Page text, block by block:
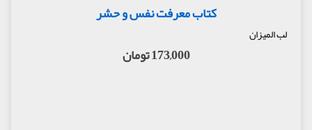
کتاب معرفت نفس و حشر
لب المیزان
173,000 تومان